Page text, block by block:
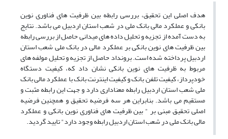
هدف اصلی این تحقیق، بررسی رابطه بین ظرفیت های فناوری نوین
بانکی و عملکرد مالی بانک ملی در شعب استان اردبیل می باشد. نتایج
به دست آمده از تجزیه و تحلیل داده های میدانی حاصل از بررسی رابطه
بین ظرفیت های نوین بانکی بر عملکرد مالی در بانک ملی شعب استان
اردبیل پرداخته شده است. برونداد حاصل از تجزیه و تحلیل مولفه های
مربوط به ظرفیت های نوین بانکی نشان داد که، کیفیت دستگاه
خودپرداز، کیفیت تلفن بانک و کیفیت اینترنت بانک با عملکرد مالی بانک
ملی شعب استان اردبیل رابطه معناداری دارد و جهت این رابطه مثبت و
مستقیم می باشد. بنابراین هر سه فرضیه تحقیق و همچنین فرضیه
اصلی تحقیق مبنی بر " بین ظرفیت های فناوری نوین بانکی و عملکرد
مالی بانک ملی در شعب استان اردبیل رابطه وجود دارد" تایید گردید.